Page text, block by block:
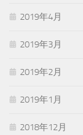
2019年4月
2019年3月
2019年2月
2019年1月
2018年12月